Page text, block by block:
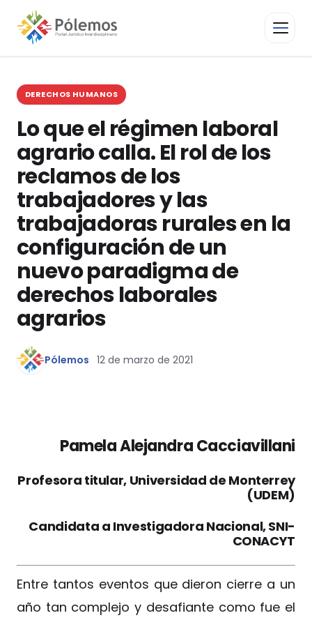
DERECHOS HUMANOS
Lo que el régimen laboral
agrario calla. El rol de los
reclamos de los
trabajadores y las
trabajadoras rurales en la
configuración de un
nuevo paradigma de
derechos laborales
agrarios
Pólemos 12 de marzo de 2021
Pamela Alejandra Cacciavillani
Profesora titular, Universidad de Monterrey
(UDEM)
Candidata a Investigadora Nacional, SNI-
CONACYT
Entre tantos eventos que dieron cierre a un
año tan complejo y desafiante como fue el